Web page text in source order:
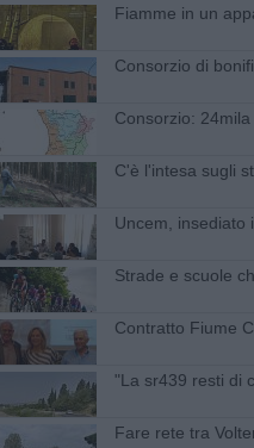
Fiamme in un
Consorzio di
Consorzio:
C'è l'intesa sugli
Uncem, insediato
Strade e scuole
Contratto Fiume
"La sr439 resti di
Fare rete tra